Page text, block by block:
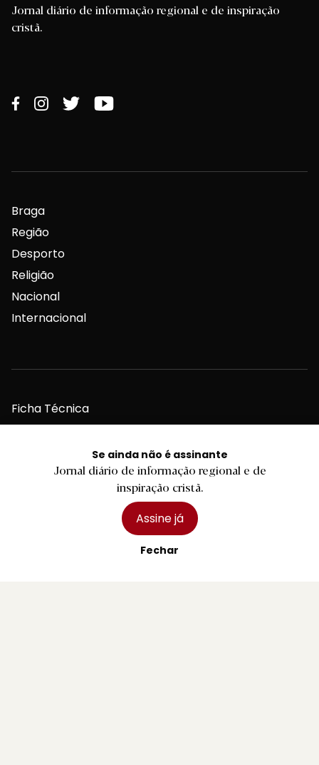
Se ainda não é assinante
Jornal diário de informação regional e de
inspiração cristã.
Assine já
Fechar
Jornal diário de informação regional e de inspiração
cristã.
Braga
Região
Desporto
Religião
Nacional
Internacional
Ficha Técnica
Estatuto Editorial
Publicidade